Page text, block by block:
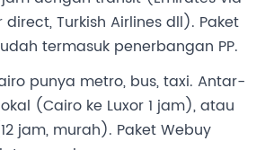
direct, Turkish Airlines dll). Paket
termasuk penerbangan PP.
punya metro, bus, taxi. Antar-
(Cairo ke Luxor 1 jam), atau
jam, murah). Paket Webuy